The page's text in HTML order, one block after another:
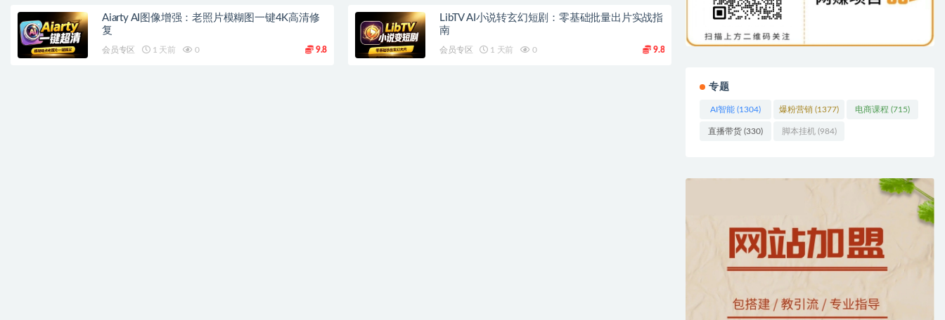
Aiarty AI图像增强：老照片模糊图一键4K高清修
复
会员专区 1 天前 0 9.8
LibTV AI小说转玄幻短剧：零基础批量出片实战指
南
会员专区 1 天前 0 9.8
专题
AI智能 (1304) 爆粉营销 (1377) 电商课程 (715)
直播带货 (330) 脚本挂机(984)